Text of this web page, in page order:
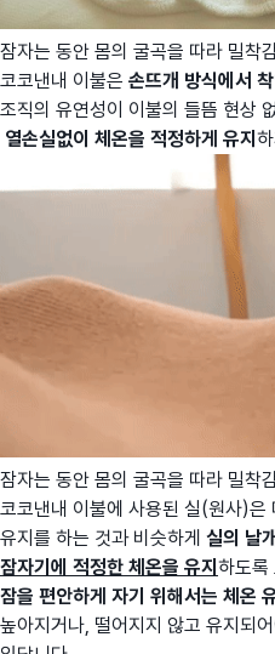
잠자는 동안 몸의 굴곡을 따라 밀착
코코낸내 이불은 손뜨개 방식에서
조직의 유연성이 이불의 들뜸 현상
열손실없이 체온을 적정하게 유지
잠자는 동안 몸의 굴곡을 따라 밀착
코코낸내 이불에 사용된 실(원사)은
유지를 하는 것과 비슷하게 실의 날
잠자기에 적정한 체온을 유지 하도록
잠을 편안하게 자기 위해서는 체온
높아지거나, 떨어지지 않고 유지되